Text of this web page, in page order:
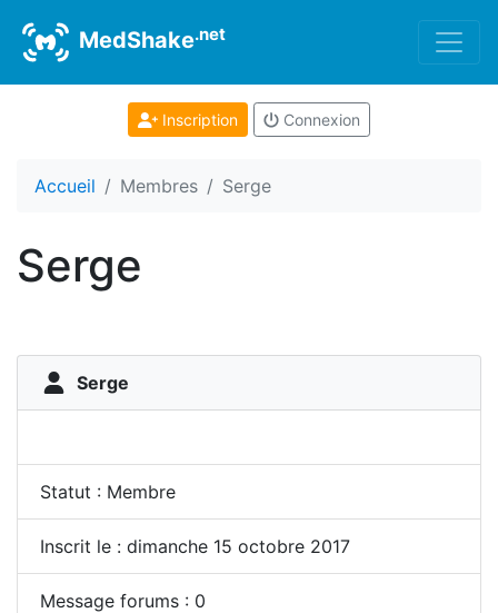
MedShake.net
Inscription Connexion
Accueil Membres Serge
Serge
Serge
Statut : Membre
Inscrit le : dimanche 15 octobre 2017
Message forums : 0